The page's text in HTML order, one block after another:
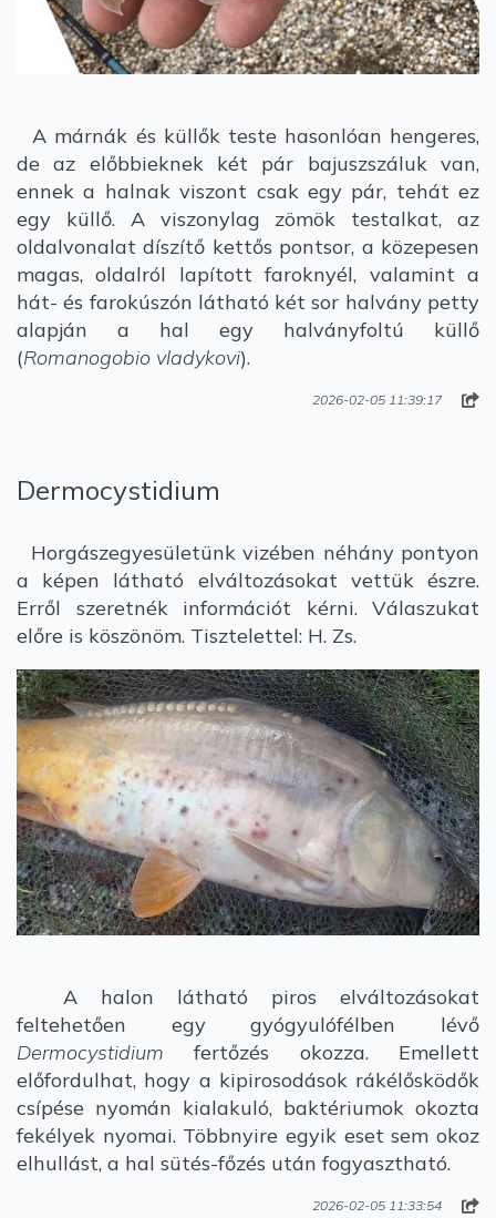
A márnák és küllők teste hasonlóan hengeres,
de az előbbieknek két pár bajuszszáluk van,
ennek a halnak viszont csak egy pár, tehát ez
egy küllő. A viszonylag zömök testalkat, az
oldalvonalat díszítő kettős pontsor, a közepesen
magas, oldalról lapított faroknyél, valamint a
hát- és farokúszón látható két sor halvány petty
alapján a hal egy halványfoltú küllő
(Romanogobio vladykovi).
2026-02-05 11:39:17
Dermocystidium
Horgászegyesületünk vizében néhány pontyon
a képen látható elváltozásokat vettük észre.
Erről szeretnék információt kérni. Válaszukat
előre is köszönöm. Tisztelettel: H. Zs.
A halon látható piros elváltozásokat
feltehetően egy gyógyulófélben lévő
Dermocystidium fertőzés okozza. Emellett
előfordulhat, hogy a kipirosodások rákélősködők
csípése nyomán kialakuló, baktériumok okozta
fekélyek nyomai. Többnyire egyik eset sem okoz
elhullást, a hal sütés-főzés után fogyasztható.
2026-02-05 11:33:54